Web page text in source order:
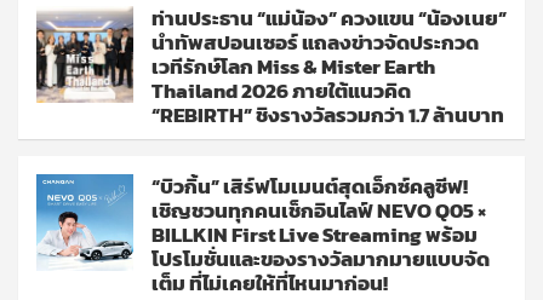
ท่านประธาน “แม่น้อง” ควงแขน “น้องเนย”
นำทัพสปอนเซอร์ แถลงข่าวจัดประกวด
เวทีรักษ์โลก Miss & Mister Earth
Thailand 2026 ภายใต้แนวคิด
“REBIRTH” ชิงรางวัลรวมกว่า 1.7 ล้านบาท
“บิวกิ้น” เสิร์ฟโมเมนต์สุดเอ็กซ์คลูซีฟ!
เชิญชวนทุกคนเช็กอินไลฟ์ NEVO Q05 ×
BILLKIN First Live Streaming พร้อม
โปรโมชั่นและของรางวัลมากมายแบบจัด
เต็ม ที่ไม่เคยให้ที่ไหนมาก่อน!